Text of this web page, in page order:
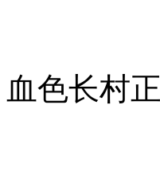
血色长村正